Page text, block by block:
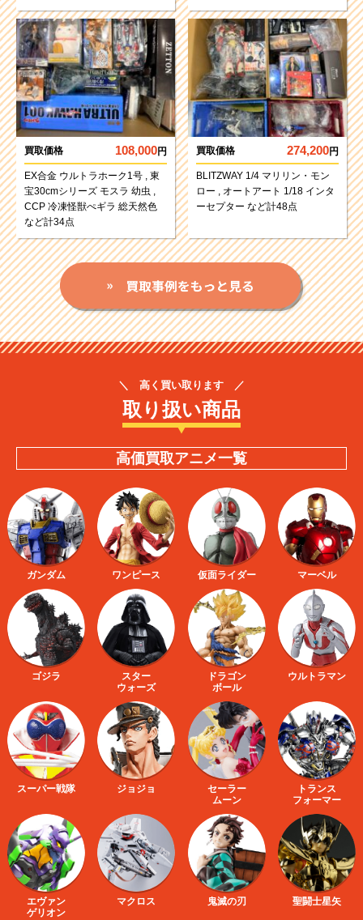
買取価格 108,000円
EX合金 ウルトラホーク1号 , 東
宝30cmシリーズ モスラ 幼虫 ,
CCP 冷凍怪獣ぺギラ 総天然色
など計34点
買取価格 274,200円
BLITZWAY 1/4 マリリン・モン
ロー , オートアート 1/18 インタ
ーセプター など計48点
＼ 高く買い取ります ／
取り扱い商品
高価買取アニメ一覧
ガンダム ワンピース 仮面ライダー マーベル
ゴジラ
スター
ウォーズ
ドラゴン
ボール
ウルトラマン
スーパー戦隊 ジョジョ
セーラー
ムーン
トランス
フォーマー
エヴァン
ゲリオン
マクロス 鬼滅の刃 聖闘士星矢